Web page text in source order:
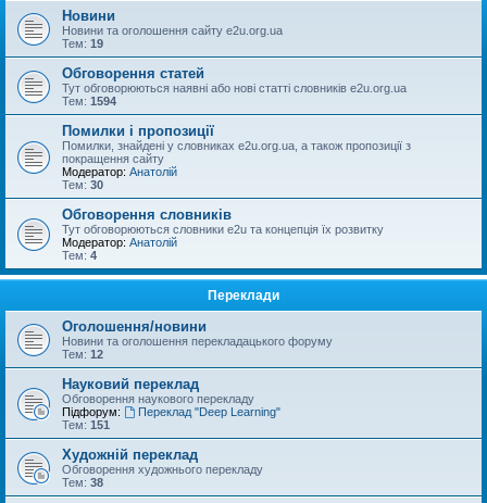
Новини
Новини та оголошення сайту e2u.org.ua
Тем: 19
Обговорення статей
Тут обговорюються наявні або нові статті словників e2u.org.ua
Тем: 1594
Помилки і пропозиції
Помилки, знайдені у словниках e2u.org.ua, а також пропозиції з
покращення сайту
Модератор: Анатолій
Тем: 30
Обговорення словників
Тут обговорюються словники e2u та концепція їх розвитку
Модератор: Анатолій
Тем: 4
Переклади
Оголошення/новини
Новини та оголошення перекладацького форуму
Тем: 12
Науковий переклад
Обговорення наукового перекладу
Підфорум:
Переклад "Deep Learning"
Тем: 151
Художній переклад
Обговорення художнього перекладу
Тем: 38